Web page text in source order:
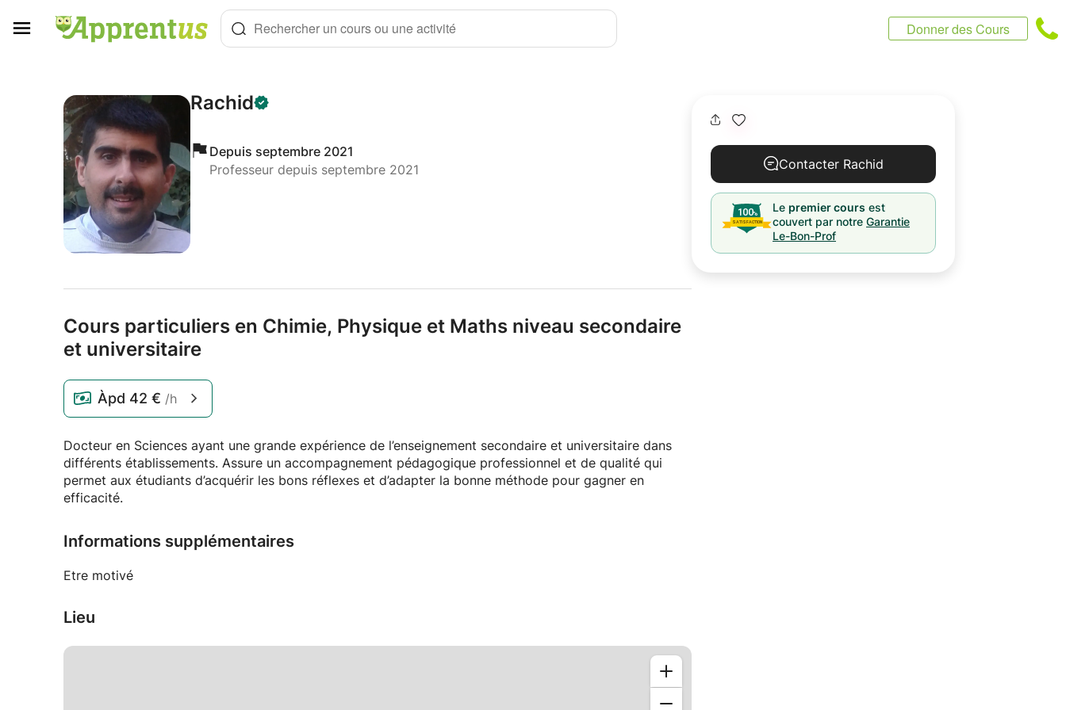
Rechercher un cours ou une activité Donner des Cours
Rachid
Depuis septembre 2021
Professeur depuis septembre 2021
Cours particuliers en Chimie, Physique et Maths niveau secondaire
et universitaire
Àpd 42 € /h
Docteur en Sciences ayant une grande expérience de l’enseignement secondaire et universitaire dans
différents établissements. Assure un accompagnement pédagogique professionnel et de qualité qui
permet aux étudiants d’acquérir les bons réflexes et d’adapter la bonne méthode pour gagner en
efficacité.
Informations supplémentaires
Etre motivé
Lieu
Contacter Rachid
Le premier cours est
couvert par notre Garantie
Le-Bon-Prof